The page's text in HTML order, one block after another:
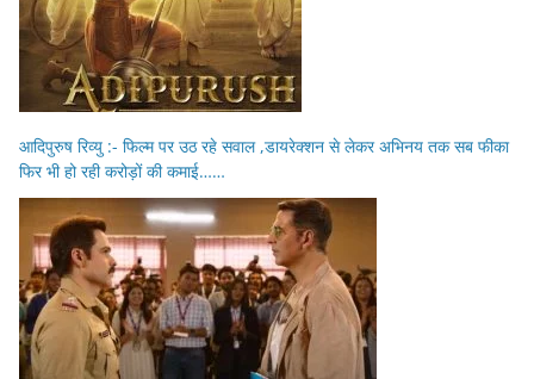
आदिपुरुष रिव्यु :- फिल्म पर उठ रहे सवाल ,डायरेक्शन से लेकर अभिनय तक सब फीका
फिर भी हो रही करोड़ों की कमाई……